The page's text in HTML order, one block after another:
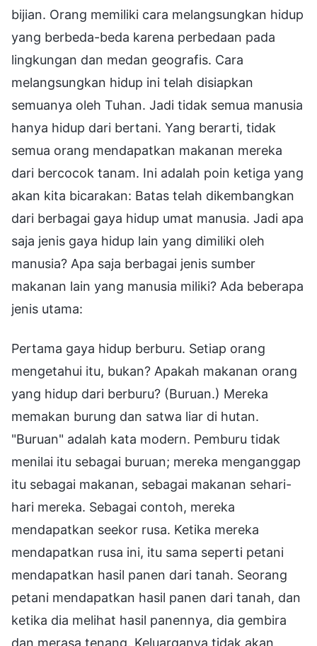
bijian. Orang memiliki cara melangsungkan hidup
yang berbeda-beda karena perbedaan pada
lingkungan dan medan geografis. Cara
melangsungkan hidup ini telah disiapkan
semuanya oleh Tuhan. Jadi tidak semua manusia
hanya hidup dari bertani. Yang berarti, tidak
semua orang mendapatkan makanan mereka
dari bercocok tanam. Ini adalah poin ketiga yang
akan kita bicarakan: Batas telah dikembangkan
dari berbagai gaya hidup umat manusia. Jadi apa
saja jenis gaya hidup lain yang dimiliki oleh
manusia? Apa saja berbagai jenis sumber
makanan lain yang manusia miliki? Ada beberapa
jenis utama:
Pertama gaya hidup berburu. Setiap orang
mengetahui itu, bukan? Apakah makanan orang
yang hidup dari berburu? (Buruan.) Mereka
memakan burung dan satwa liar di hutan.
"Buruan" adalah kata modern. Pemburu tidak
menilai itu sebagai buruan; mereka menganggap
itu sebagai makanan, sebagai makanan sehari-
hari mereka. Sebagai contoh, mereka
mendapatkan seekor rusa. Ketika mereka
mendapatkan rusa ini, itu sama seperti petani
mendapatkan hasil panen dari tanah. Seorang
petani mendapatkan hasil panen dari tanah, dan
ketika dia melihat hasil panennya, dia gembira
dan merasa tenang. Keluarganya tidak akan